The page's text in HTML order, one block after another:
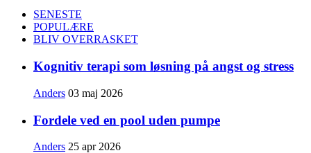
SENESTE
POPULÆRE
BLIV OVERRASKET
Kognitiv terapi som løsning på angst og stress
Anders 03 maj 2026
Fordele ved en pool uden pumpe
Anders 25 apr 2026